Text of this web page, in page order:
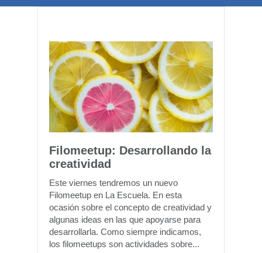
Filomeetup: Desarrollando la
creatividad
Este viernes tendremos un nuevo
Filomeetup en La Escuela. En esta
ocasión sobre el concepto de creatividad y
algunas ideas en las que apoyarse para
desarrollarla. Como siempre indicamos,
los filomeetups son actividades sobre...